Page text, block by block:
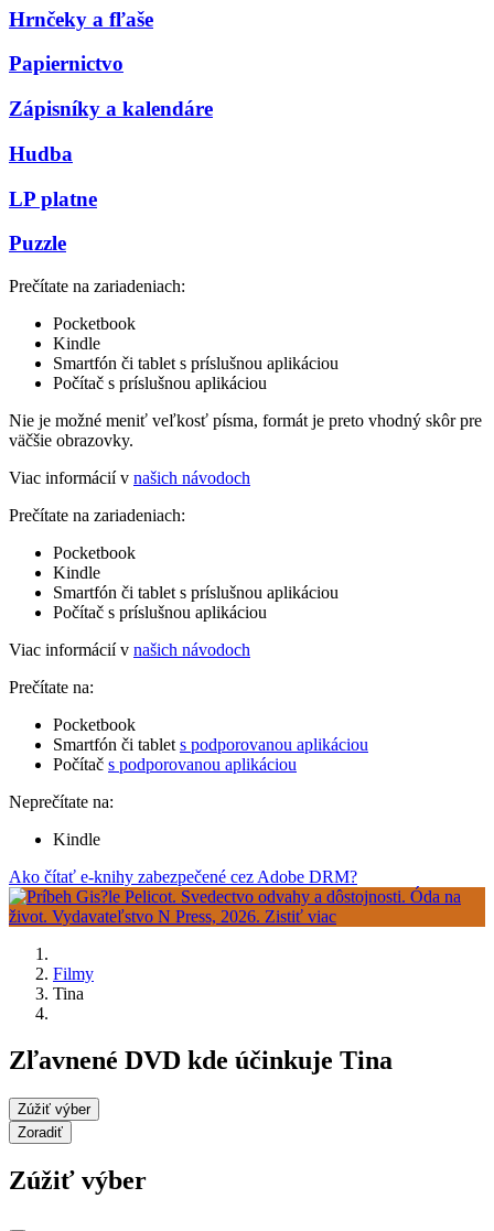
Hrnčeky a fľaše
Papiernictvo
Zápisníky a kalendáre
Hudba
LP platne
Puzzle
Prečítate na zariadeniach:
Pocketbook
Kindle
Smartfón či tablet s príslušnou aplikáciou
Počítač s príslušnou aplikáciou
Nie je možné meniť veľkosť písma, formát je preto vhodný skôr pre
väčšie obrazovky.
Viac informácií v našich návodoch
Prečítate na zariadeniach:
Pocketbook
Kindle
Smartfón či tablet s príslušnou aplikáciou
Počítač s príslušnou aplikáciou
Viac informácií v našich návodoch
Prečítate na:
Pocketbook
Smartfón či tablet s podporovanou aplikáciou
Počítač s podporovanou aplikáciou
Neprečítate na:
Kindle
Ako čítať e-knihy zabezpečené cez Adobe DRM?
Filmy
Tina
Zľavnené DVD kde účinkuje Tina
Zúžiť výber
Zoradiť
Zúžiť výber